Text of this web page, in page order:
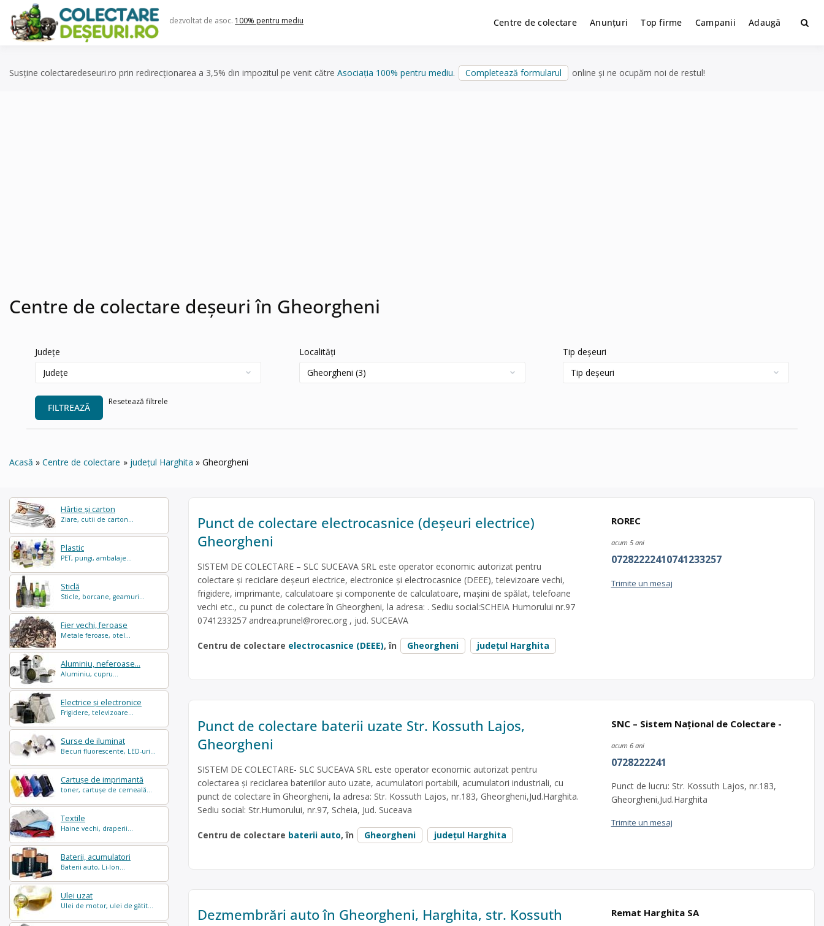
content
dezvoltat de asoc. 100% pentru mediu Centre de colectare Anunțuri Top firme Campanii Adaugă
Susține colectaredeseuri.ro prin redirecționarea a 3,5% din impozitul pe venit către Asociația 100% pentru mediu. Completează formularul online și ne ocupăm noi de restul!
Centre de colectare deșeuri în Gheorgheni
Județe Localități Tip deșeuri
FILTREAZĂ
Resetează filtrele
Acasă Centre de colectare județul Harghita Gheorgheni
Hârtie și carton
Ziare, cutii de carton...
Plastic
PET, pungi, ambalaje...
Sticlă
Sticle, borcane, geamuri...
Fier vechi, feroase
Metale feroase, otel...
Aluminiu, neferoase...
Aluminiu, cupru...
Electrice și electronice
Frigidere, televizoare...
Surse de iluminat
Becuri fluorescente, LED-uri...
Cartușe de imprimantă
toner, cartușe de cerneală...
Textile
Haine vechi, draperii...
Baterii, acumulatori
Baterii auto, Li-Ion...
Ulei uzat
Ulei de motor, ulei de gătit...
Punct de colectare electrocasnice (deșeuri electrice)
Gheorgheni
SISTEM DE COLECTARE – SLC SUCEAVA SRL este operator economic autorizat pentru
colectare și reciclare deșeuri electrice, electronice și electrocasnice (DEEE), televizoare vechi,
frigidere, imprimante, calculatoare și componente de calculatoare, mașini de spălat, telefoane
vechi etc., cu punct de colectare în Gheorgheni, la adresa: . Sediu social:SCHEIA Humorului nr.97
0741233257 andrea.prunel@rorec.org , jud. SUCEAVA
Centru de colectare electrocasnice (DEEE), în Gheorgheni județul Harghita
ROREC
acum 5 ani
07282222410741233257
Trimite un mesaj
Punct de colectare baterii uzate Str. Kossuth Lajos,
Gheorgheni
SISTEM DE COLECTARE- SLC SUCEAVA SRL este operator economic autorizat pentru
colectarea și reciclarea bateriilor auto uzate, acumulatori portabili, acumulatori industriali, cu
punct de colectare în Gheorgheni, la adresa: Str. Kossuth Lajos, nr.183, Gheorgheni,Jud.Harghita.
Sediu social: Str.Humorului, nr.97, Scheia, Jud. Suceava
Centru de colectare baterii auto, în Gheorgheni județul Harghita
SNC – Sistem Național de Colectare -
acum 6 ani
0728222241
Punct de lucru: Str. Kossuth Lajos, nr.183,
Gheorgheni,Jud.Harghita
Trimite un mesaj
Dezmembrări auto în Gheorgheni, Harghita, str. Kossuth
Remat Harghita SA